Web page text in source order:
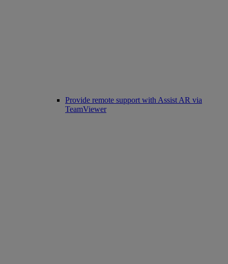
Provide remote support with Assist AR via
TeamViewer